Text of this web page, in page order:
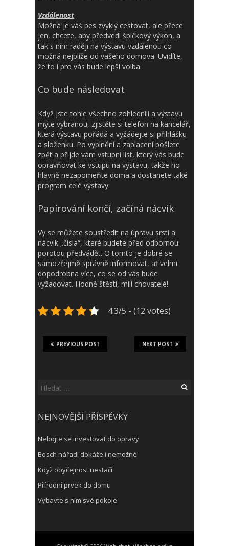
Vzdálenost
Možná je váš pes zvyklý cestovat, ale přece
jen, chcete, aby předvedl špičkový výkon, a
tak s ním raději na výstavu vzdálenou co
možná nejblíže od vašeho domova. Uvidíte,
že to i pro vás bude lepší volba.
Co bude následovat
Když jste tohle všechno zohlednili a výstavu
mýte vybranou, zjistěte si telefon na kancelář,
která výstavu pořádá a vyžádejte si přihlášku
a složenku. Po vyplnění a zaplacení pošlete
zpět a přijde vám vstupní list, který vás bude
opravňovat ke vstupu na výstavu, takže ho
hlavně nezapomeňte doma a dostanete také
program celé výstavy.
Papírování končí, začíná nácvik
Vy se můžete soustředit na úpravu srsti a
nácvik „čísla“, které budete před odbornou
porotou předvádět. O tomto je dobré se
samozřejmě správně informovat, ať velmi
dopodrobna více, co se od vás bude
vyžadovat. Hodně štěstí, milí chovatelé!
4.3/5 - (12 votes)
NEXT POST
PREVIOUS POST
Vyhledávání
NEJNOVĚJŠÍ PŘÍSPĚVKY
Nebojte se investovat do opravy
Bosch nářadí dokáže i nemožné
Když obyčejnost nestačí
Přírodní prvek do domu
Vybavte s ním své pokoje